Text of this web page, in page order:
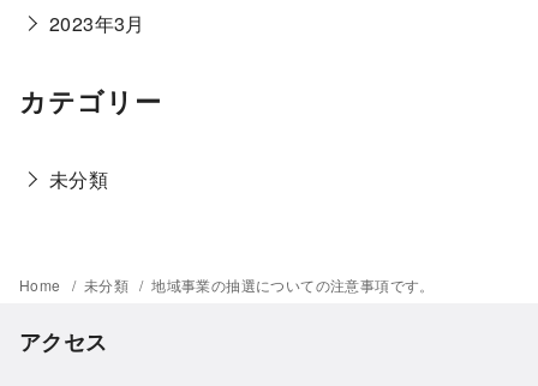
2023年3月
カテゴリー
未分類
Home 未分類 地域事業の抽選についての注意事項です。
アクセス